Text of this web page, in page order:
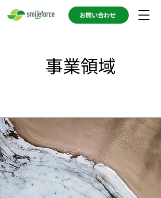
お問い合わせ
事業領域